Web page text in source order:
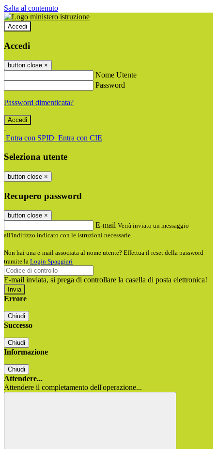
Salta al contenuto
Accedi
Accedi
button close ×
Nome Utente
Password
Password dimenticata?
-
Entra con SPID Entra con CIE
Seleziona utente
button close ×
Recupero password
button close ×
E-mail Verrà inviato un messaggio
all'indirizzo indicato con le istruzioni necessarie.
Non hai una e-mail associata al nome utente? Effettua il reset della password
tramite la Login Spaggiari
E-mail inviata, si prega di controllare la casella di posta elettronica!
Errore
Chiudi
Successo
Chiudi
Informazione
Chiudi
Attendere...
Attendere il completamento dell'operazione...